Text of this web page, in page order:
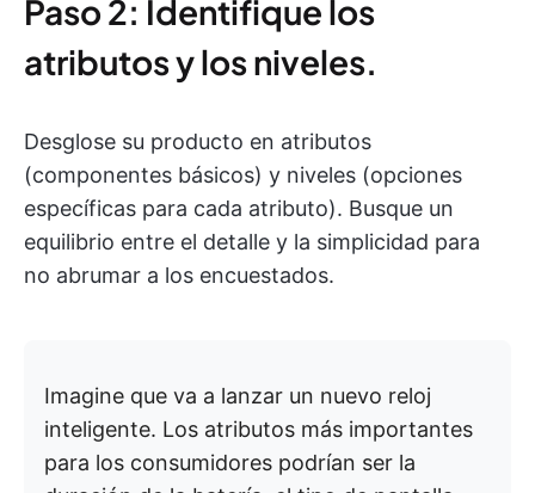
Paso 2: Identifique los
atributos y los niveles.
Desglose su producto en atributos
(componentes básicos) y niveles (opciones
específicas para cada atributo). Busque un
equilibrio entre el detalle y la simplicidad para
no abrumar a los encuestados.
Imagine que va a lanzar un nuevo reloj
inteligente. Los atributos más importantes
para los consumidores podrían ser la